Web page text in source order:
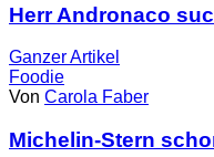
Herr Andronaco
GanzerArtikel
Foodie
Von Carola Faber
Michelin-Stern